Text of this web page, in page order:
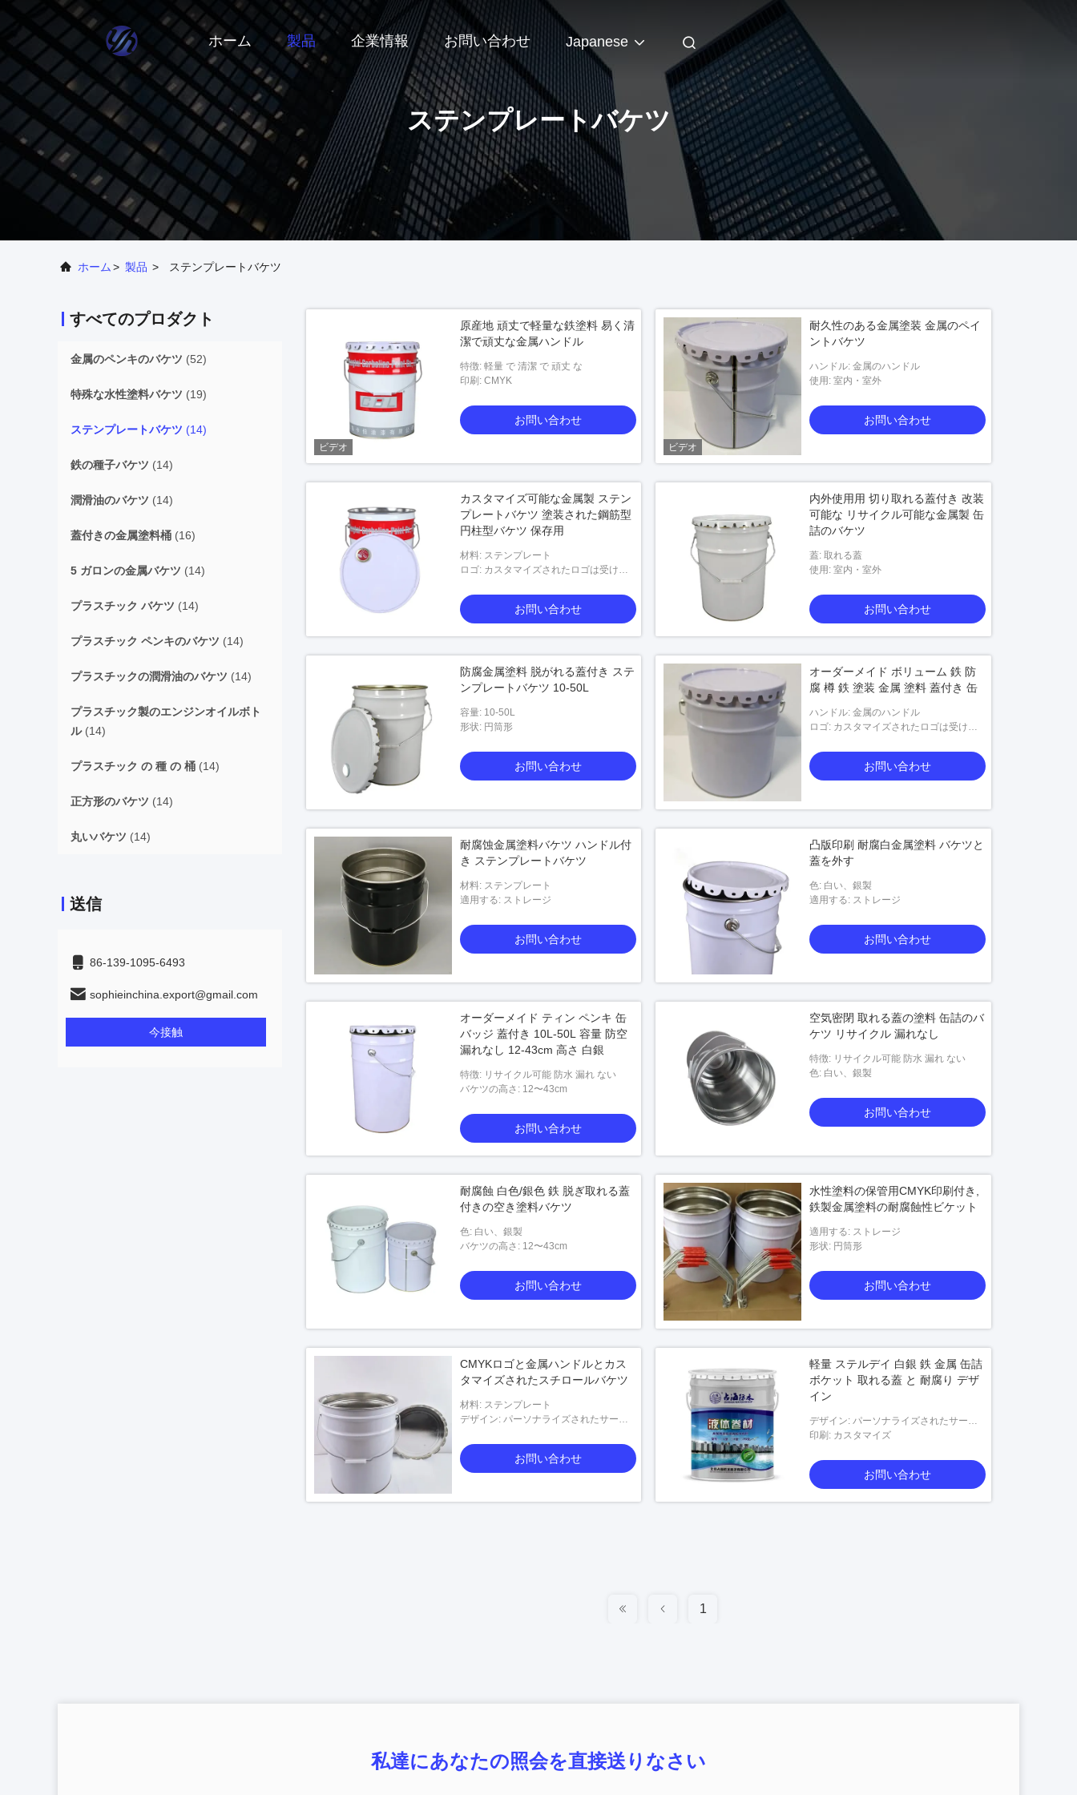
ホーム 製品 企業情報 お問い合わせ Japanese
ステンプレートバケツ
ホーム > 製品 > ステンプレートバケツ
すべてのプロダクト
金属のペンキのバケツ (52)
特殊な水性塗料バケツ (19)
ステンプレートバケツ (14)
鉄の種子バケツ (14)
潤滑油のバケツ (14)
蓋付きの金属塗料桶 (16)
5 ガロンの金属バケツ (14)
プラスチック バケツ (14)
プラスチック ペンキのバケツ (14)
プラスチックの潤滑油のバケツ (14)
プラスチック製のエンジンオイルボト
ル(14)
プラスチック の 種 の 桶 (14)
正方形のバケツ (14)
丸いバケツ (14)
送信
86-139-1095-6493
sophieinchina.export@gmail.com
今接触
ビデオ
原産地 頑丈で軽量な鉄塗料 易く清
潔で頑丈な金属ハンドル
特徴: 軽量 で 清潔 で 頑丈 な
印刷: CMYK
お問い合わせ
ビデオ
耐久性のある金属塗装 金属のペイ
ントバケツ
ハンドル: 金属のハンドル
使用: 室内・室外
お問い合わせ
カスタマイズ可能な金属製 ステン
プレートバケツ 塗装された鋼筋型
円柱型バケツ 保存用
材料: ステンプレート
ロゴ: カスタマイズされたロゴは受け入
お問い合わせ
内外使用用 切り取れる蓋付き 改装
可能な リサイクル可能な金属製 缶
詰のバケツ
蓋: 取れる蓋
使用: 室内・室外
お問い合わせ
防腐金属塗料 脱がれる蓋付き ステ
ンプレートバケツ 10-50L
容量: 10-50L
形状: 円筒形
お問い合わせ
オーダーメイド ボリューム 鉄 防
腐 樽 鉄 塗装 金属 塗料 蓋付き 缶
ハンドル: 金属のハンドル
ロゴ: カスタマイズされたロゴは受け入
お問い合わせ
耐腐蚀金属塗料バケツ ハンドル付
き ステンプレートバケツ
材料: ステンプレート
適用する: ストレージ
お問い合わせ
凸版印刷 耐腐白金属塗料 バケツと
蓋を外す
色: 白い、銀製
適用する: ストレージ
お問い合わせ
オーダーメイド ティン ペンキ 缶
バッジ 蓋付き 10L-50L 容量 防空
漏れなし 12-43cm 高さ 白銀
特徴: リサイクル可能 防水 漏れ ない
バケツの高さ: 12〜43cm
お問い合わせ
空気密閉 取れる蓋の塗料 缶詰のバ
ケツ リサイクル 漏れなし
特徴: リサイクル可能 防水 漏れ ない
色: 白い、銀製
お問い合わせ
耐腐蝕 白色/銀色 鉄 脱ぎ取れる蓋
付きの空き塗料バケツ
色: 白い、銀製
バケツの高さ: 12〜43cm
お問い合わせ
水性塗料の保管用CMYK印刷付き,
鉄製金属塗料の耐腐蝕性ビケット
適用する: ストレージ
形状: 円筒形
お問い合わせ
CMYKロゴと金属ハンドルとカス
タマイズされたスチロールバケツ
材料: ステンプレート
デザイン: パーソナライズされたサービ
お問い合わせ
軽量 ステルデイ 白銀 鉄 金属 缶詰
ボケット 取れる蓋 と 耐腐り デザ
イン
デザイン: パーソナライズされたサービ
ス
印刷: カスタマイズ
お問い合わせ
1
私達にあなたの照会を直接送りなさい